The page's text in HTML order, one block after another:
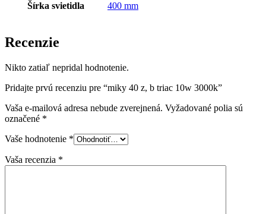
Šírka svietidla 400 mm
Recenzie
Nikto zatiaľ nepridal hodnotenie.
Pridajte prvú recenziu pre “miky 40 z, b triac 10w 3000k”
Vaša e-mailová adresa nebude zverejnená. Vyžadované polia sú
označené *
Vaše hodnotenie *
Vaša recenzia *